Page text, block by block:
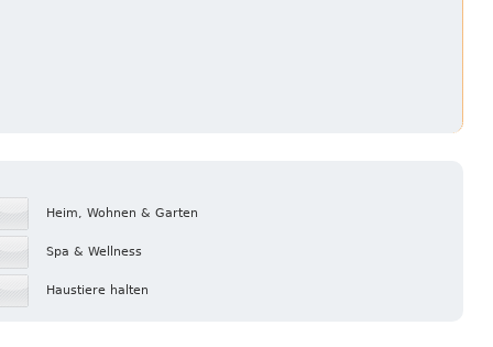
Heim, Wohnen & Garten
Spa & Wellness
Haustiere halten